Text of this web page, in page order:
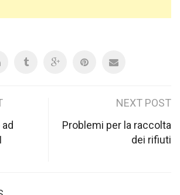
NEXT POST
Problemi per la raccolta
dei rifiuti